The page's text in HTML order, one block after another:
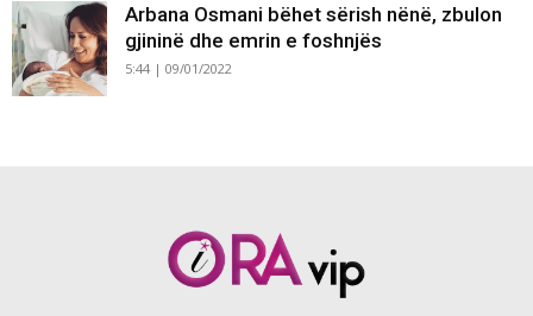
Arbana Osmani bëhet sërish nënë, zbulon
gjininë dhe emrin e foshnjës
5:44 | 09/01/2022